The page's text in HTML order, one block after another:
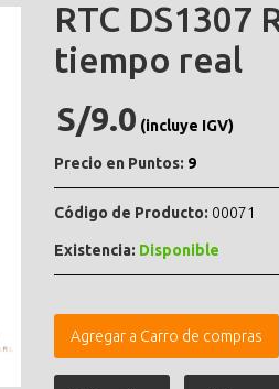
RTC DS1307
tiempo real
S/9.0 (incluye IGV)
Precio en Puntos: 9
Código de Producto: 00071
Existencia: Disponible
Agregar a Carro de compras